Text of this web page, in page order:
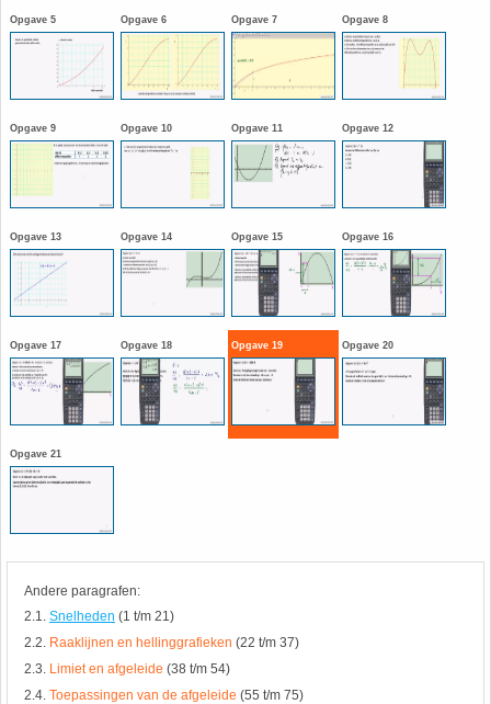
Opgave 5 Opgave 6 Opgave 7 Opgave 8
Opgave 9 Opgave 10 Opgave 11 Opgave 12
Opgave 13 Opgave 14 Opgave 15 Opgave 16
Opgave 17 Opgave 18 Opgave 19 Opgave 20
Opgave 21
Andere paragrafen:
2.1. Snelheden (1 t/m 21)
2.2. Raaklijnen en hellinggrafieken (22 t/m 37)
2.3. Limiet en afgeleide (38 t/m 54)
2.4. Toepassingen van de afgeleide (55 t/m 75)
HAVO 5B - Hoofdstuk 7 - Lijnen en cirkels
HAVO 5B - Hoofdstuk 8 - Goniometrie
HAVO 5B - Hoofdstuk 9 - Exponentiële verbanden
HAVO 5B - Hoofdstuk 10 - Meetkundige
berekeningen
VWO
(Nog geen toetsen)
14. Inhoud prisma
15. Lijn door 2 gegeven punten
16. Logaritmen
18. Matrices
19. Omtrek cirkel
20. Oppervlakte cilinder
21. Oppervlakte cirkel
22. Oppervlakte driehoek
26. Pi